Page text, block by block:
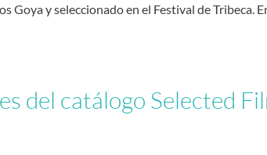
Goya y seleccionado en el Festival de Tribeca.
del catálogo Selected